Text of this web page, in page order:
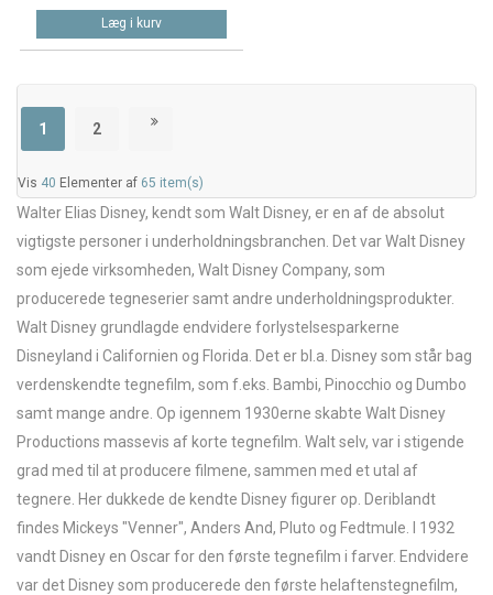
Læg i kurv
1 2
Vis 40 Elementer af 65 item(s)
Walter Elias Disney, kendt som Walt Disney, er en af de absolut
vigtigste personer i underholdningsbranchen. Det var Walt Disney
som ejede virksomheden, Walt Disney Company, som
producerede tegneserier samt andre underholdningsprodukter.
Walt Disney grundlagde endvidere forlystelsesparkerne
Disneyland i Californien og Florida. Det er bl.a. Disney som står bag
verdenskendte tegnefilm, som f.eks. Bambi, Pinocchio og Dumbo
samt mange andre. Op igennem 1930erne skabte Walt Disney
Productions massevis af korte tegnefilm. Walt selv, var i stigende
grad med til at producere filmene, sammen med et utal af
tegnere. Her dukkede de kendte Disney figurer op. Deriblandt
findes Mickeys "Venner", Anders And, Pluto og Fedtmule. I 1932
vandt Disney en Oscar for den første tegnefilm i farver. Endvidere
var det Disney som producerede den første helaftenstegnefilm,